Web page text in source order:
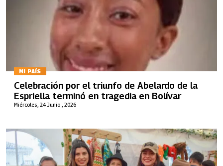
MI PAÍS
Miércoles, 24 Junio , 2026
Celebración por el triunfo de Abelardo de la
Espriella terminó en tragedia en Bolívar